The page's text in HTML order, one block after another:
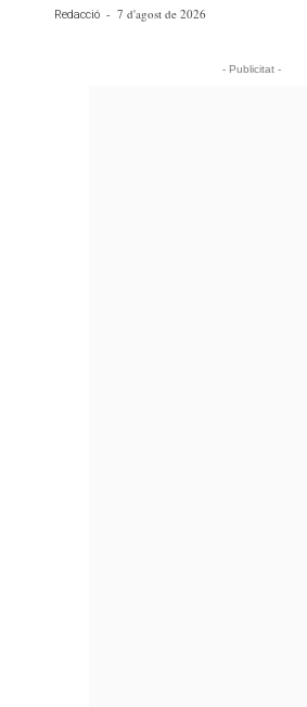
Redacció - 7 d'agost de 2026
- Publicitat -